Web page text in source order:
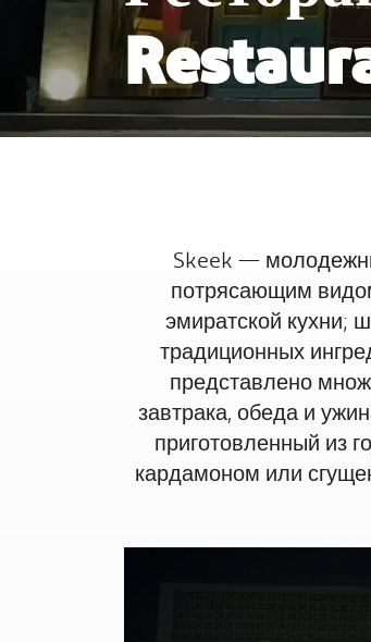
Интерконтиненталь
Аль Араб Резорт энд
Доступное
Skeek —
потрясающим
эмиратской кухни;
традиционных
представлено
завтрака, обеда и
приготовленный из
кардамоном или